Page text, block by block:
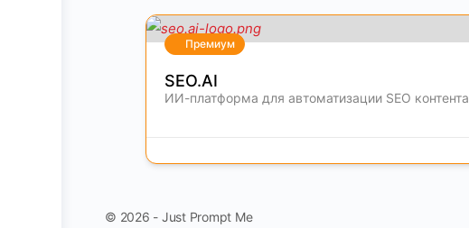
Премиум
SEO.AI
ИИ-платформа для автоматизации SEO контента
© 2026 - Just Prompt Me